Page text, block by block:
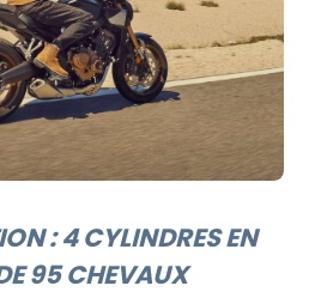
: 4 CYLINDRES EN
95 CHEVAUX